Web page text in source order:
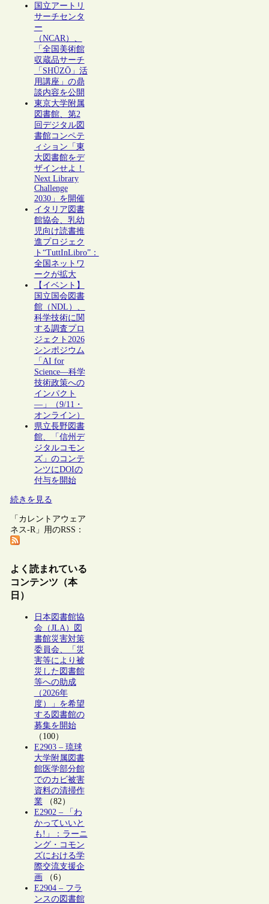
国立アートリ
サーチセンタ
ー
（NCAR）、
「全国美術館
収蔵品サーチ
「SHŪZŌ」活
用講座」の鼎
談内容を公開
東京大学附属
図書館、第2
回デジタル図
書館コンペテ
ィション「東
大図書館をデ
ザインせよ！
Next Library
Challenge
2030」を開催
イタリア図書
館協会、乳幼
児向け読書推
進プロジェク
ト“TuttInLibro”：
全国ネットワ
ークが拡大
【イベント】
国立国会図書
館（NDL）、
科学技術に関
する調査プロ
ジェクト2026
シンポジウム
「AI for
Science―科学
技術政策への
インパクト
―」（9/11・
オンライン）
県立長野図書
館、「信州デ
ジタルコモン
ズ」のコンテ
ンツにDOIの
付与を開始
続きを見る
「カレントアウェア
ネス-R」用のRSS：
よく読まれている
コンテンツ（本
日）
日本図書館協
会（JLA）図
書館災害対策
委員会、「災
害等により被
災した図書館
等への助成
（2026年
度）」を希望
する図書館の
募集を開始
（100）
E2903 – 琉球
大学附属図書
館医学部分館
でのカビ被害
資料の清掃作
業（82）
E2902 – 「わ
かっていいと
も!」：ラーニ
ング・コモン
ズにおける学
際交流支援企
画 （6）
E2904 – フラ
ンスの図書館